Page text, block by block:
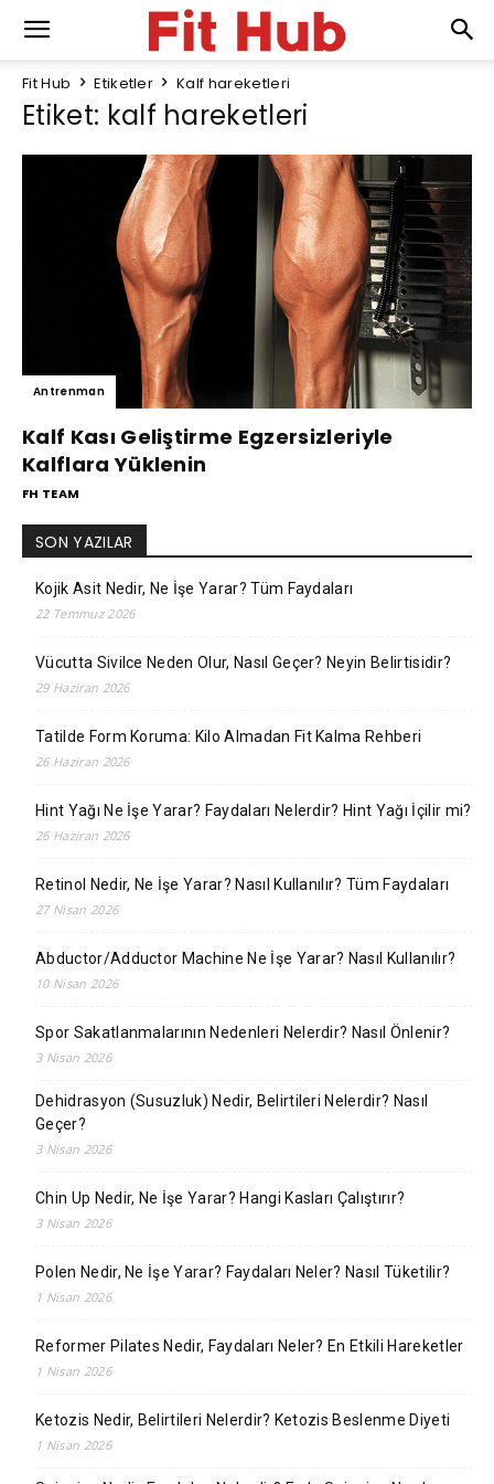
Fit Hub Etiketler Kalf hareketleri
Etiket: kalf hareketleri
Antrenman
Kalf Kası Geliştirme Egzersizleriyle
Kalflara Yüklenin
FH TEAM
SON YAZILAR
Kojik Asit Nedir, Ne İşe Yarar? Tüm Faydaları
22 Temmuz 2026
Vücutta Sivilce Neden Olur, Nasıl Geçer? Neyin Belirtisidir?
29 Haziran 2026
Tatilde Form Koruma: Kilo Almadan Fit Kalma Rehberi
26 Haziran 2026
Hint Yağı Ne İşe Yarar? Faydaları Nelerdir? Hint Yağı İçilir mi?
26 Haziran 2026
Retinol Nedir, Ne İşe Yarar? Nasıl Kullanılır? Tüm Faydaları
27 Nisan 2026
Abductor/Adductor Machine Ne İşe Yarar? Nasıl Kullanılır?
10 Nisan 2026
Spor Sakatlanmalarının Nedenleri Nelerdir? Nasıl Önlenir?
3 Nisan 2026
Dehidrasyon (Susuzluk) Nedir, Belirtileri Nelerdir? Nasıl
Geçer?
3 Nisan 2026
Chin Up Nedir, Ne İşe Yarar? Hangi Kasları Çalıştırır?
3 Nisan 2026
Polen Nedir, Ne İşe Yarar? Faydaları Neler? Nasıl Tüketilir?
1 Nisan 2026
Reformer Pilates Nedir, Faydaları Neler? En Etkili Hareketler
1 Nisan 2026
Ketozis Nedir, Belirtileri Nelerdir? Ketozis Beslenme Diyeti
1 Nisan 2026